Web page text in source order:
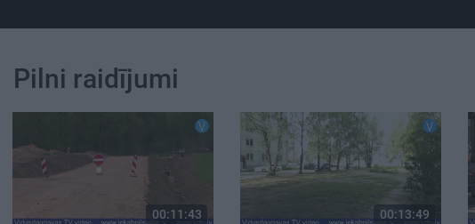
Pilni raidījumi
00:11:43 00:13:49